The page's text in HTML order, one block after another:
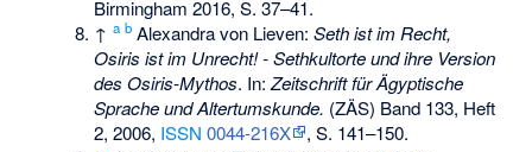
Birmingham 2016, S. 37–41.
↑a b Alexandra von Lieven:Seth ist im Recht,
Osiris ist im Unrecht! - Sethkultorte und ihre Version
des Osiris-Mythos. In:Zeitschrift für Ägyptische
Sprache und Altertumskunde. (ZÄS) Band 133, Heft
2, 2006, ISSN 0044-216X
, S. 141–150.